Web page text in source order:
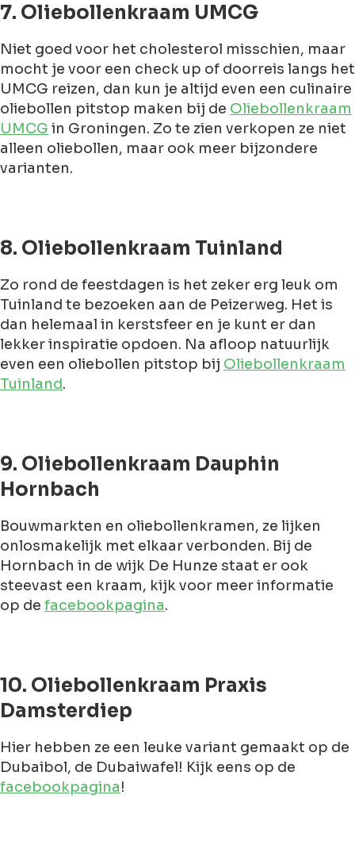
7. Oliebollenkraam UMCG
Niet goed voor het cholesterol misschien, maar
mocht je voor een check up of doorreis langs het
UMCG reizen, dan kun je altijd even een culinaire
oliebollen pitstop maken bij de Oliebollenkraam
UMCG in Groningen. Zo te zien verkopen ze niet
alleen oliebollen, maar ook meer bijzondere
varianten.
8. Oliebollenkraam Tuinland
Zo rond de feestdagen is het zeker erg leuk om
Tuinland te bezoeken aan de Peizerweg. Het is
dan helemaal in kerstsfeer en je kunt er dan
lekker inspiratie opdoen. Na afloop natuurlijk
even een oliebollen pitstop bij Oliebollenkraam
Tuinland.
9. Oliebollenkraam Dauphin
Hornbach
Bouwmarkten en oliebollenkramen, ze lijken
onlosmakelijk met elkaar verbonden. Bij de
Hornbach in de wijk De Hunze staat er ook
steevast een kraam, kijk voor meer informatie
op de facebookpagina.
10. Oliebollenkraam Praxis
Damsterdiep
Hier hebben ze een leuke variant gemaakt op de
Dubaibol, de Dubaiwafel! Kijk eens op de
facebookpagina!